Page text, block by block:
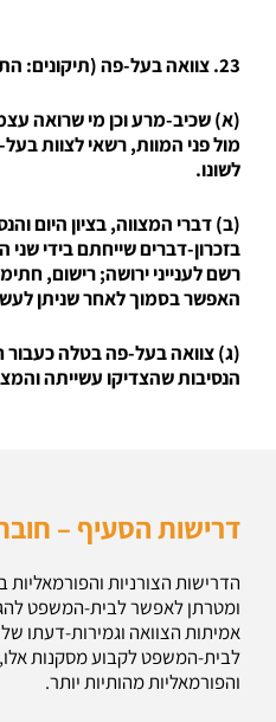
23. צוואה בעל-פה (תיקונים: התשנ"ה, התשנ"ח)
(א) שכיב-מרע וכן מי שרואה
מול פני המוות, רשאי לצוות
לשונו.
(ב) דברי המצווה, בציון היום
בזכרון-דברים שייחתם בידי
רשם לענייני ירושה; רישום,
האפשר בסמוך לאחר שניתן
(ג) צוואה בעל-פה בטלה כעבור
הנסיבות שהצדיקו עשייתה
דרישות הסעיף –
הדרישות הצורניות
ומטרתן לאפשר לבית-המשפט
אמיתות הצוואה וגמירות-דעתו
לבית-המשפט לקבוע מסקנות
והפורמאליות מהותיות יותר.